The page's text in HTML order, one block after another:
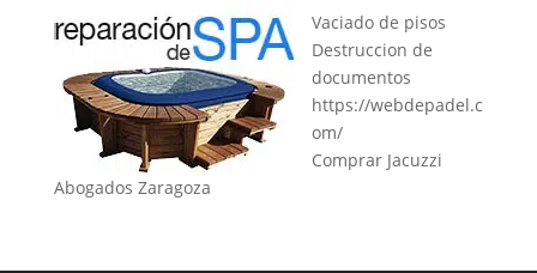
Vaciado de pisos
Destruccion de
documentos
https://webdepadel.c
om/
Comprar Jacuzzi
Abogados Zaragoza